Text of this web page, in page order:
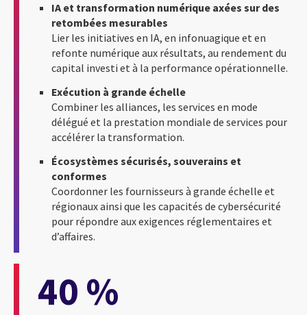
IA et transformation numérique axées sur des
retombées mesurables
Lier les initiatives en IA, en infonuagique et en
refonte numérique aux résultats, au rendement du
capital investi et à la performance opérationnelle.
Exécution à grande échelle
Combiner les alliances, les services en mode
délégué et la prestation mondiale de services pour
accélérer la transformation.
Écosystèmes sécurisés, souverains et
conformes
Coordonner les fournisseurs à grande échelle et
régionaux ainsi que les capacités de cybersécurité
pour répondre aux exigences réglementaires et
d’affaires.
40 %